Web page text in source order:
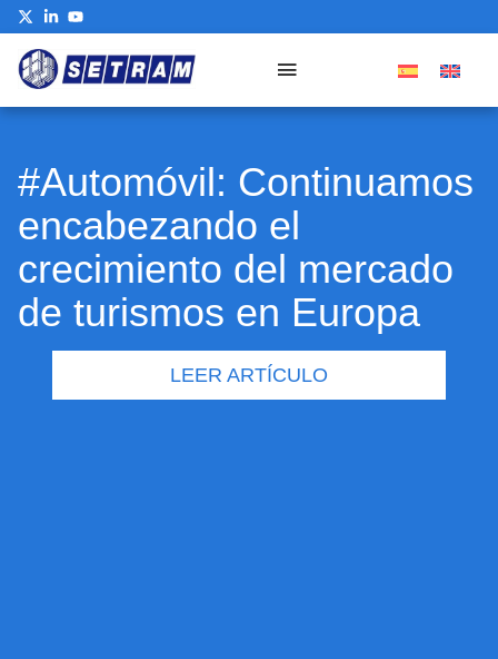
#Automóvil: Continuamos
encabezando el
crecimiento del mercado
de turismos en Europa
LEER ARTÍCULO